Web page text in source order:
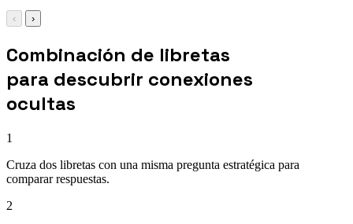
‹ ›
Combinación de libretas
para descubrir conexiones
ocultas
1
Cruza dos libretas con una misma pregunta estratégica para
comparar respuestas.
2